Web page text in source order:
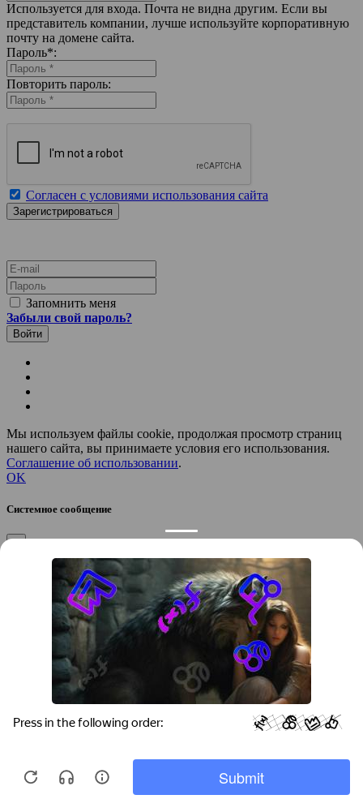
Используется для входа. Почта не видна другим. Если вы
представитель компании, лучше используйте корпоративную
почту на домене сайта.
Пароль*:
Повторить пароль:
Согласен с условиями использования сайта
E-mail
Пароль
Запомнить меня
Забыли свой пароль?
Мы используем файлы cookie, продолжая просмотр страниц
нашего сайта, вы принимаете условия его использования.
Соглашение об использовании.
OK
Системное сообщение
×
Закрыть
Подтверждение компании
Если вы директор, руководитель или официальный
представитель компании “
”, вы можете привязать компанию к
своему аккаунту, чтобы получать уведомления и
редактировать контакты.
Вы желаете привязать эту компанию к своему аккаунту?
Укажите город, который требуется найти: